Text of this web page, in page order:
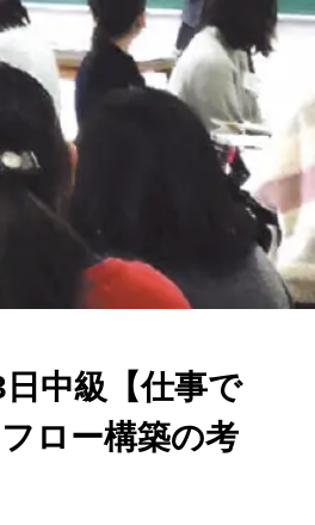
中級【仕事で
ロー構築の考